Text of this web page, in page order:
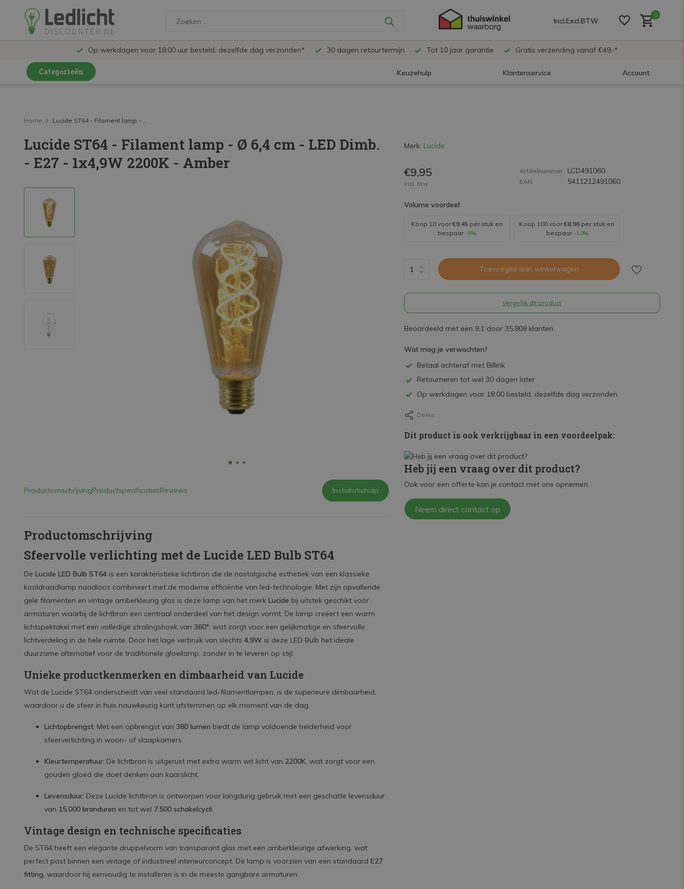
Incl.Excl.BTW
0
Op werkdagen voor 18:00 uur besteld, dezelfde dag verzonden* 30 dagen retourtermijn Tot 10 jaar garantie Gratis verzending vanaf €49,-*
Categorieën Keuzehulp Klantenservice Account
LED Railspots
LED Panelen
LED TL
LED High Bay lampen
LED Buitenverlichting
Mega Sale
Home Lucide ST64 - Filament lamp - ...
Lucide ST64 - Filament lamp - Ø 6,4 cm - LED Dimb.
- E27 - 1x4,9W 2200K - Amber
ProductomschrijvingProductspecificatiesReviews Installatiehulp
Productomschrijving
Sfeervolle verlichting met de Lucide LED Bulb ST64
De Lucide LED Bulb ST64 is een karakteristieke lichtbron die de nostalgische esthetiek van een klassieke
kooldraadlamp naadloos combineert met de moderne efficiëntie van led-technologie. Met zijn opvallende
gele filamenten en vintage amberkleurig glas is deze lamp van het merk Lucide bij uitstek geschikt voor
armaturen waarbij de lichtbron een centraal onderdeel van het design vormt. De lamp creëert een warm
lichtspektakel met een volledige stralingshoek van 360°, wat zorgt voor een gelijkmatige en sfeervolle
lichtverdeling in de hele ruimte. Door het lage verbruik van slechts 4,9W is deze LED Bulb het ideale
duurzame alternatief voor de traditionele gloeilamp, zonder in te leveren op stijl.
Unieke productkenmerken en dimbaarheid van Lucide
Wat de Lucide ST64 onderscheidt van veel standaard led-filamentlampen, is de superieure dimbaarheid,
waardoor u de sfeer in huis nauwkeurig kunt afstemmen op elk moment van de dag.
Lichtopbrengst: Met een opbrengst van 380 lumen biedt de lamp voldoende helderheid voor
sfeerverlichting in woon- of slaapkamers.
Kleurtemperatuur: De lichtbron is uitgerust met extra warm wit licht van 2200K, wat zorgt voor een
gouden gloed die doet denken aan kaarslicht.
Levensduur: Deze Lucide lichtbron is ontworpen voor langdurig gebruik met een geschatte levensduur
van 15.000 branduren en tot wel 7.500 schakelcycli.
Vintage design en technische specificaties
De ST64 heeft een elegante druppelvorm van transparant glas met een amberkleurige afwerking, wat
perfect past binnen een vintage of industrieel interieurconcept. De lamp is voorzien van een standaard E27
fitting, waardoor hij eenvoudig te installeren is in de meeste gangbare armaturen.
Merk: Lucide
€9,95
Incl. btw
Artikelnummer LCD491060
EAN 5411212491060
Volume voordeel:
Koop 10 voor€9,45 per stuk en
bespaar -5%
Koop 100 voor€8,96 per stuk en
bespaar -10%
Toevoegen aan winkelwagen
Vergelijk dit product
Beoordeeld met een 9,1 door 35.808 klanten
Wat mag je verwachten?
Betaal achteraf met Billink
Retourneren tot wel 30 dagen later
Op werkdagen voor 18:00 besteld, dezelfde dag verzonden.
Delen
Dit product is ook verkrijgbaar in een voordeelpak:
Heb jij een vraag over dit product?
Ook voor een offerte kan je contact met ons opnemen.
Neem direct contact op